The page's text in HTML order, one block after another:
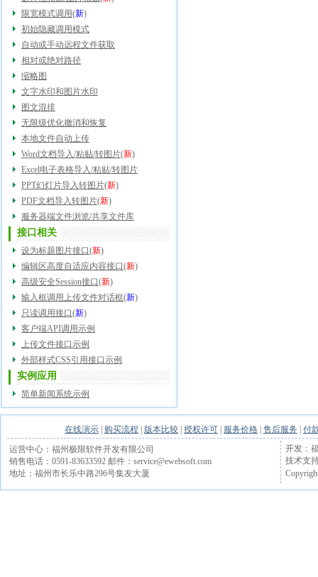
限宽模式调用(新)
初始隐藏调用模式
自动或手动远程文件获取
相对或绝对路径
缩略图
文字水印和图片水印
图文混排
无限级优化撤消和恢复
本地文件自动上传
Word文档导入/粘贴/转图片(新)
Excel电子表格导入/粘贴/转图片
PPT幻灯片导入转图片(新)
PDF文档导入转图片(新)
服务器端文件浏览/共享文件库
接口相关
设为标题图片接口(新)
编辑区高度自适应内容接口(新)
高级安全Session接口(新)
输入框调用上传文件对话框(新)
只读调用接口(新)
客户端API调用示例
上传文件接口示例
外部样式CSS引用接口示例
实例应用
简单新闻系统示例
在线演示 购买流程 版本比较 授权许可 服务价格 售后服务
付
运营中心：福州极限软件开发有限公司
销售电话：0591-83633592 邮件：service@ewebsoft.com
地址：福州市长乐中路296号集友大厦
开发：
技术支